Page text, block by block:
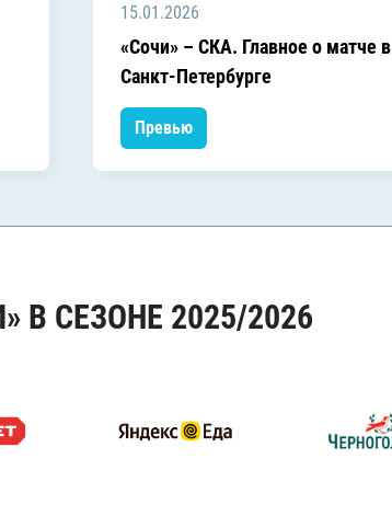
15.01.2026
«Сочи» – СКА. Главное о матче в
Санкт-Петербурге
Превью
СЕЗОНЕ 2025/2026